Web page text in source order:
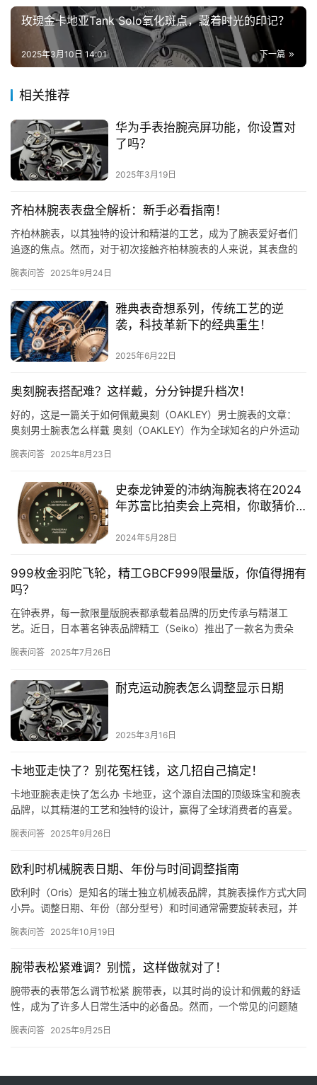
玫瑰金卡地亚Tank Solo氧化斑点，藏着时光的印记？
下一篇
2025年3月10日 14:01
相关推荐
华为手表抬腕亮屏功能，你设置对
了吗？
2025年3月19日
齐柏林腕表表盘全解析：新手必看指南！
齐柏林腕表，以其独特的设计和精湛的工艺，成为了腕表爱好者们
追逐的焦点。然而，对于初次接触齐柏林腕表的人来说，其表盘的
么看呢…
腕表问答 2025年9月24日
雅典表奇想系列，传统工艺的逆
袭，科技革新下的经典重生！
2025年6月22日
奥刻腕表搭配难？这样戴，分分钟提升档次！
好的，这是一篇关于如何佩戴奥刻（OAKLEY）男士腕表的文章：
奥刻男士腕表怎么样戴 奥刻（OAKLEY）作为全球知名的户外运动
腕表问答 2025年8月23日
史泰龙钟爱的沛纳海腕表将在2024
年苏富比拍卖会上亮相，你敢猜价
2024年5月28日
999枚金羽陀飞轮，精工GBCF999限量版，你值得拥有
吗？
在钟表界，每一款限量版腕表都承载着品牌的历史传承与精湛工
艺。近日，日本著名钟表品牌精工（Seiko）推出了一款名为贵朵
腕表问答 2025年7月26日
耐克运动腕表怎么调整显示日期
2025年3月16日
卡地亚走快了？别花冤枉钱，这几招自己搞定！
卡地亚腕表走快了怎么办 卡地亚，这个源自法国的顶级珠宝和腕表
品牌，以其精湛的工艺和独特的设计，赢得了全球消费者的喜爱。
那么…
腕表问答 2025年9月26日
欧利时机械腕表日期、年份与时间调整指南
欧利时（Oris）是知名的瑞士独立机械表品牌，其腕表操作方式大同
小异。调整日期、年份（部分型号）和时间通常需要旋转表冠，并
腕表问答 2025年10月19日
腕带表松紧难调？别慌，这样做就对了！
腕带表的表带怎么调节松紧 腕带表，以其时尚的设计和佩戴的舒适
性，成为了许多人日常生活中的必备品。然而，一个常见的问题随
紧？表…
腕表问答 2025年9月25日